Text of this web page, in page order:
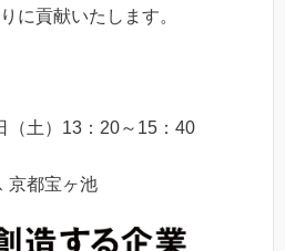
に貢献いたします。
（土）13：20～15：40
都宝ヶ池